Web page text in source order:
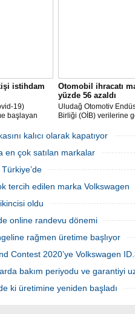
istihdam
19)
başlayan
için
Otomobil ihracatı
yüzde 56 azaldı
Uludağ Otomotiv
Birliği (OİB) verilerine
sürdüğü Mayıs ayında
aynı dönemine göre
milyar 203 milyon
kalıcı olarak kapatıyor
en çok satılan markalar
tercih edilen marka Volkswagen
oldu
online randevu dönemi
rağmen üretime başlıyor
Contest 2020’ye Volkswagen
bakım periyodu ve garantiyi
ki üretimine yeniden başladı